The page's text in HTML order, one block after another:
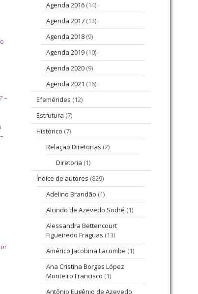
–
Agenda 2016 (14)
Agenda 2017 (13)
Agenda 2018 (9)
Agenda 2019 (10)
Agenda 2020 (9)
Agenda 2021 (16)
Efemérides (12)
Estrutura (7)
Histórico (7)
Relação Diretorias (2)
Diretoria (1)
Índice de autores (829)
Adelino Brandão (1)
Alcindo de Azevedo Sodré (1)
Alessandra Bettencourt
Figueiredo Fraguas (13)
Américo Jacobina Lacombe (1)
Ana Cristina Borges López
Monteiro Francisco (1)
Antônio Eugênio de Azevedo